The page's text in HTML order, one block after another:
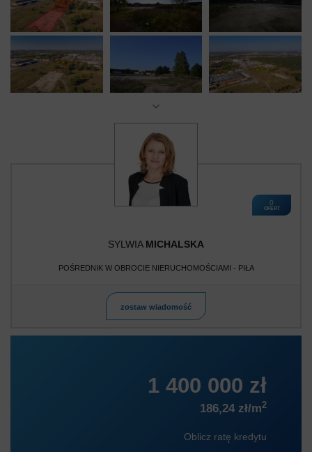
0
OFERT
SYLWIA MICHALSKA
POŚREDNIK W OBROCIE NIERUCHOMOŚCIAMI - PIŁA
zostaw wiadomość
1 400 000 zł
186,24 zł/m2
Oblicz ratę kredytu